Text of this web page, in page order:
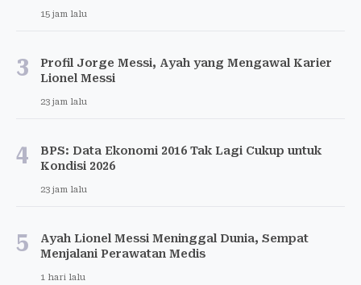
15 jam lalu
3
Profil Jorge Messi, Ayah yang Mengawal Karier
Lionel Messi
23 jam lalu
4
BPS: Data Ekonomi 2016 Tak Lagi Cukup untuk
Kondisi 2026
23 jam lalu
5
Ayah Lionel Messi Meninggal Dunia, Sempat
Menjalani Perawatan Medis
1 hari lalu